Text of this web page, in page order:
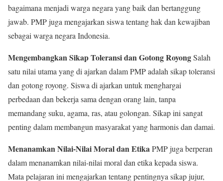
bagaimana menjadi warga negara yang baik dan bertanggung
jawab. PMP juga mengajarkan siswa tentang hak dan kewajiban
sebagai warga negara Indonesia.
Mengembangkan Sikap Toleransi dan Gotong RoyongSalah
satu nilai utama yang di ajarkan dalam PMP adalah sikap toleransi
dan gotong royong. Siswa di ajarkan untuk menghargai
perbedaan dan bekerja sama dengan orang lain, tanpa
memandang suku, agama, ras, atau golongan. Sikap ini sangat
penting dalam membangun masyarakat yang harmonis dan damai.
Menanamkan Nilai-Nilai Moral dan EtikaPMP juga berperan
dalam menanamkan nilai-nilai moral dan etika kepada siswa.
Mata pelajaran ini mengajarkan tentang pentingnya sikap jujur,